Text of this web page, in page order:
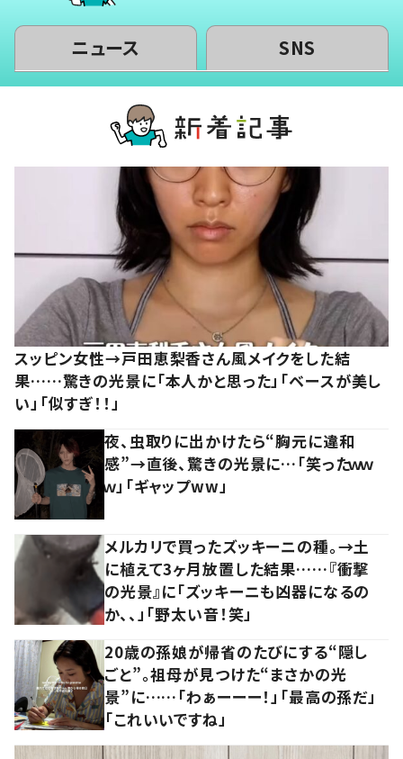
ニュース SNS
スッピン女性→戸田恵梨香さん風メイクをした結
果……驚きの光景に「本人かと思った」「ベースが美し
い」「似すぎ！！」
夜、虫取りに出かけたら“胸元に違和
感”→直後、驚きの光景に…「笑ったｗｗ
ｗ」「ギャップww」
メルカリで買ったズッキーニの種。→土
に植えて3ヶ月放置した結果……『衝撃
の光景』に「ズッキーニも凶器になるの
か、、」「野太い音！笑」
20歳の孫娘が帰省のたびにする“隠し
ごと”。祖母が見つけた“まさかの光
景”に……「わぁーーー！」「最高の孫だ」
「これいいですね」